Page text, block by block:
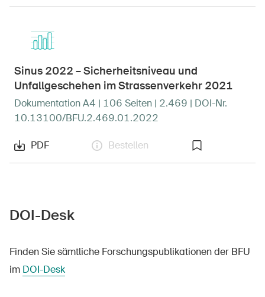
Sinus 2022 – Sicherheitsniveau und
Unfallgeschehen im Strassenverkehr 2021
Dokumentation A4 | 106 Seiten | 2.469 | DOI-Nr.
10.13100/BFU.2.469.01.2022
PDF Bestellen
DOI-Desk
Finden Sie sämtliche Forschungspublikationen der BFU
im DOI-Desk